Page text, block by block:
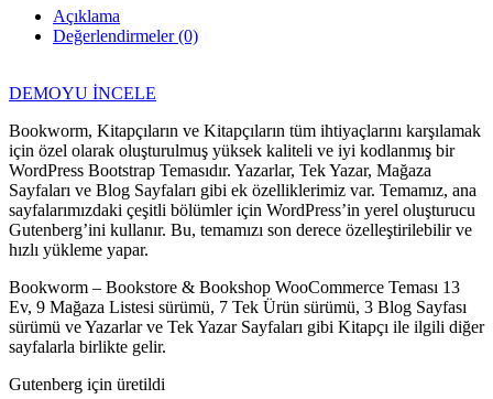
Açıklama
Değerlendirmeler (0)
DEMOYU İNCELE
Bookworm, Kitapçıların ve Kitapçıların tüm ihtiyaçlarını karşılamak
için özel olarak oluşturulmuş yüksek kaliteli ve iyi kodlanmış bir
WordPress Bootstrap Temasıdır. Yazarlar, Tek Yazar, Mağaza
Sayfaları ve Blog Sayfaları gibi ek özelliklerimiz var. Temamız, ana
sayfalarımızdaki çeşitli bölümler için WordPress’in yerel oluşturucu
Gutenberg’ini kullanır. Bu, temamızı son derece özelleştirilebilir ve
hızlı yükleme yapar.
Bookworm – Bookstore & Bookshop WooCommerce Teması 13
Ev, 9 Mağaza Listesi sürümü, 7 Tek Ürün sürümü, 3 Blog Sayfası
sürümü ve Yazarlar ve Tek Yazar Sayfaları gibi Kitapçı ile ilgili diğer
sayfalarla birlikte gelir.
Gutenberg için üretildi